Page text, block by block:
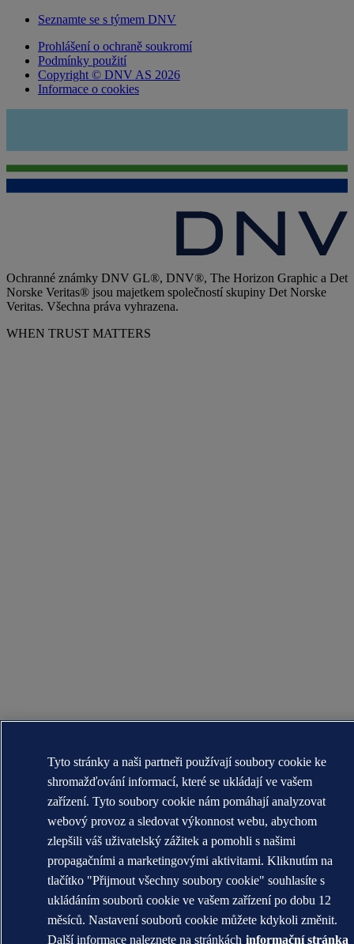
Seznamte se s týmem DNV
Prohlášení o ochraně soukromí
Podmínky použití
Copyright © DNV AS 2026
Informace o cookies
Ochranné známky DNV GL®, DNV®, The Horizon Graphic a Det
Norske Veritas® jsou majetkem společností skupiny Det Norske
Veritas. Všechna práva vyhrazena.
WHEN TRUST MATTERS
Tyto stránky a naši partneři používají soubory cookie ke
shromažďování informací, které se ukládají ve vašem
zařízení. Tyto soubory cookie nám pomáhají analyzovat
webový provoz a sledovat výkonnost webu, abychom
zlepšili váš uživatelský zážitek a pomohli s našimi
propagačními a marketingovými aktivitami. Kliknutím na
tlačítko "Přijmout všechny soubory cookie" souhlasíte s
ukládáním souborů cookie ve vašem zařízení po dobu 12
měsíců. Nastavení souborů cookie můžete kdykoli změnit.
Další informace naleznete na stránkách informační stránka